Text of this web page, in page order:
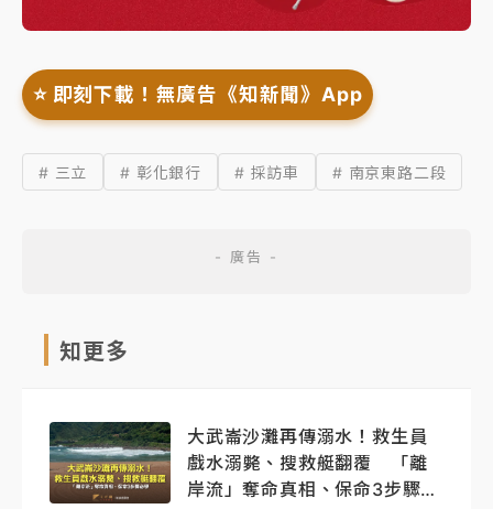
⭐️ 即刻下載！無廣告《知新聞》App
# 三立 # 彰化銀行 # 採訪車 # 南京東路二段
知更多
大武崙沙灘再傳溺水！救生員
戲水溺斃、搜救艇翻覆 「離
岸流」奪命真相、保命3步驟必